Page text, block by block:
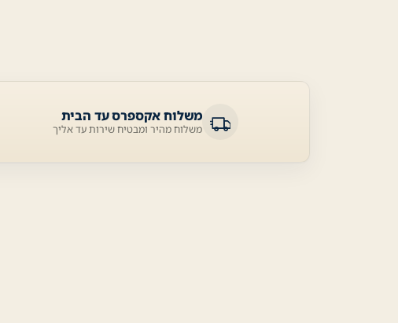
משלוח אקספרס עד הבית
משלוח מהיר ומבטיח שירות עד אליך